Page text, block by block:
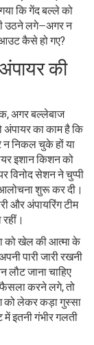
कि गेंद बल्ले को
उठने लगे—अगर न
कैसे हो गए?
की
अगर बल्लेबाज
का काम है कि
न निकल चुके हों या
इशान किशन को
विनोद सेशन ने चुप्पी
शुरू कर दी।
और अंपायरिंग टीम
को खेल की आत्मा के
पारी जारी रखनी
लौट जाना चाहिए
करने लगे, तो
को लेकर कड़ा गुस्सा
इतनी गंभीर गलती